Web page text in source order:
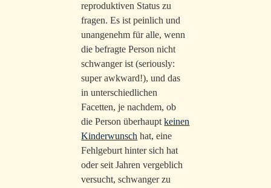
reproduktiven Status zu
fragen. Es ist peinlich und
unangenehm für alle, wenn
die befragte Person nicht
schwanger ist (seriously:
super awkward!), und das
in unterschiedlichen
Facetten, je nachdem, ob
die Person überhauptkeinen
Kinderwunsch hat, eine
Fehlgeburt hinter sich hat
oder seit Jahren vergeblich
versucht, schwanger zu